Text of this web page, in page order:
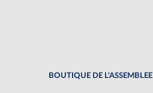
BOUTIQUE DE L'ASSEMBLEE